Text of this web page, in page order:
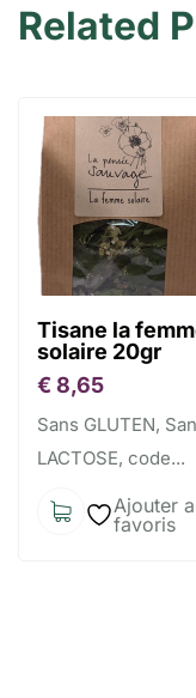
Related
Tisane la
solaire 20gr
€ 8,65
Sans GLUTEN,
LACTOSE, code...
Ajouter
favoris